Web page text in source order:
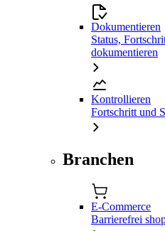
Dokumentieren
Status,
dokumentieren
Kontrollieren
Fortschritt und
Branchen
E-Commerce
Barrierefrei